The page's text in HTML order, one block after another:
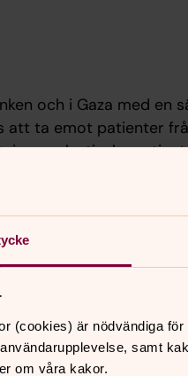
(cookies) är nödvändiga
samt
om våra kakor.
och i Gaza med en
att ta emot patienter
palestinska
och mediciner.
upp kvinnorna i
om bröstcancer,
kvinnor.
som ger
för behandling av